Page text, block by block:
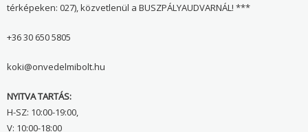
térképeken: 027), közvetlenül a BUSZPÁLYAUDVARNÁL! ***
+36 30 650 5805
koki@onvedelmibolt.hu
NYITVA TARTÁS:
H-SZ: 10:00-19:00,
V: 10:00-18:00